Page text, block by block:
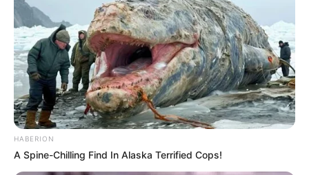
HABERION
A Spine-Chilling Find In Alaska Terrified Cops!